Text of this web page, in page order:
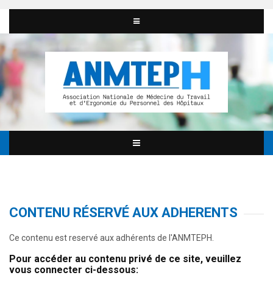
CONTENU RÉSERVÉ AUX ADHERENTS
Ce contenu est reservé aux adhérents de l'ANMTEPH.
Pour accéder au contenu privé de ce site, veuillez
vous connecter ci-dessous: